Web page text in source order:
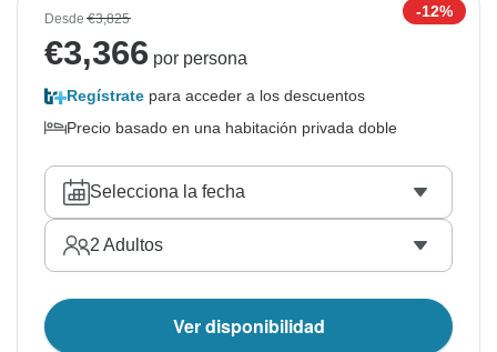
Desde€3,825 -12%
€3,366 por persona
Regístrate para acceder a los descuentos
Precio basado en una habitación privada doble
Selecciona la fecha
2 Adultos
Ver disponibilidad